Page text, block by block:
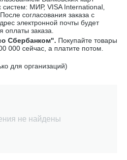
МИР, VISA International,
согласования заказа с
электронной почты будет
оплаты заказа.
Сбербанком". Покупайте товары
000 сейчас, а платите потом.
для организаций)
не найдены